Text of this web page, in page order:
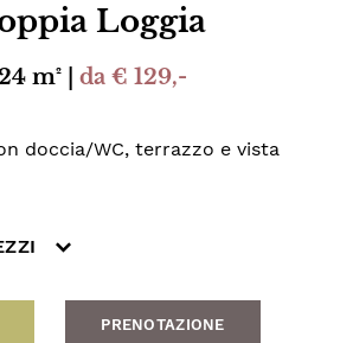
Loggia
m² | da € 129,-
doccia/WC, terrazzo e vista
PRENOTAZIONE